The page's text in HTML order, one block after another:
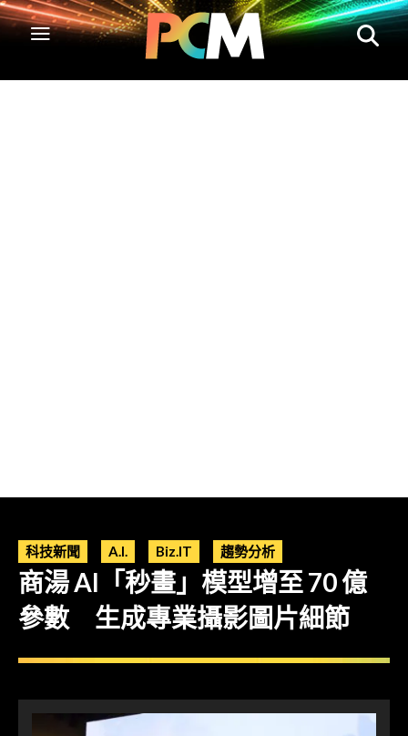
科技新聞 A.I. Biz.IT 趨勢分析
商湯 AI「秒畫」模型增至 70 億
參數 生成專業攝影圖片細節